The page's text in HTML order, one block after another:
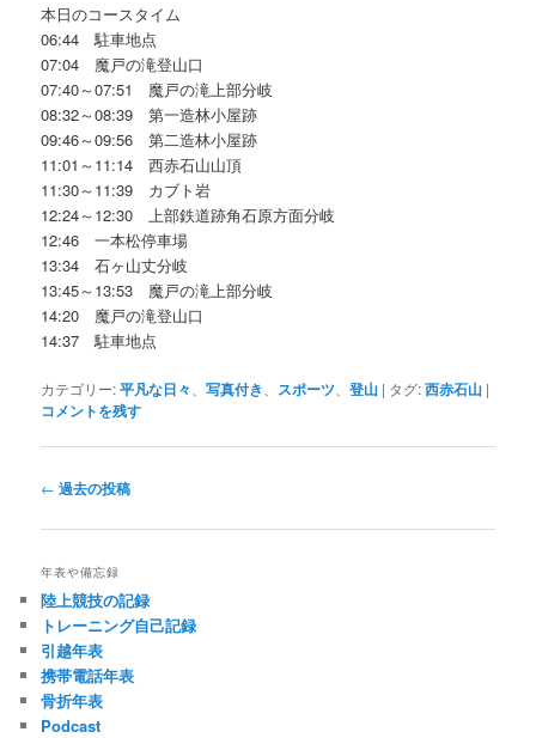
本日のコースタイム
06:44 駐車地点
07:04 魔戸の滝登山口
07:40～07:51 魔戸の滝上部分岐
08:32～08:39 第一造林小屋跡
09:46～09:56 第二造林小屋跡
11:01～11:14 西赤石山山頂
11:30～11:39 カブト岩
12:24～12:30 上部鉄道跡角石原方面分岐
12:46 一本松停車場
13:34 石ヶ山丈分岐
13:45～13:53 魔戸の滝上部分岐
14:20 魔戸の滝登山口
14:37 駐車地点
カテゴリー:平凡な日々 、写真付き スポーツ 、登山 | タグ:西赤石山 |
コメントを残す
投
ナ
ー
シ
ョ
ン
← 過去の投稿
年表や備忘録
陸上競技の記録
トレーニング自己記録
引越年表
携帯電話年表
骨折年表
Podcast